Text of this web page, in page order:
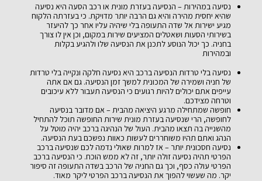
נסיעה במהירות – הנסיעה בעזרת מונית או רכב הסעה היא נסיעה
שהיא יחסית מהירה והיא גם הרבה יותר מדויקת. כי בעזרתה הלקוח
מגיע ישירות אל שדה התעופה בלי שיהיה עליו אחר כך להיעזר
בשירותי הסעות ושאטלים המציעים שירות במקום, וכן אין לו צורך
בחניה. כך יכול הנוסע לתכנן את הנסיעה שלו ולהגיע בקלות
ובמהירות
נסיעה בלי טרדות הנסיעה ברכב היא נסיעה חלקה ונקייה בלי טרדות
של חניה ושמירה של המכונית למשך זמן הנסיעה. גם אם אתה
עייפים אתם יכולים להיות רגועים כי הנסיעה תעבור ללא עיכובים
וטרחה מצידכם.
חופשה שמתחילה מרגע היציאה מהבית – אם מדובר בנסיעה
לחופשה, הרי שנסיעה בעזרת מונית שירות החופשה תוכל להתחיל
מהשנייה בה תצאו מהבית. העול של הנהיגה ברכב יהיה מוטל על
הנהג ואתם תהיו משוחררים לעשות כאוות נפשכם בעת הנסיעה.
נסיעה חסכונית יותר – אז למרות שאולי נדמה לכם שנסיעה ברכב
הפרטי תהיה נסיעה זולה יותר, זה לא ממש הוכח. כי הנסיעה ברכב
הפרטי עולה כסף, וכך גם החניה של הרכב בשדה התעופה זה סיפור
יקר. מה שעשוי להפוך את הנסיעה ברכב הפרטי ליקר מאוד.